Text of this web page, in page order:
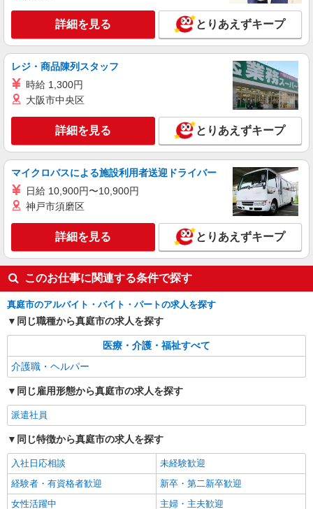
詳細を見る とりあえずキープ
レジ・商品陳列スタッフ
時給 1,300円
大阪市中央区
詳細を見る とりあえずキープ
マイクロバスによる施設利用者送迎ドライバー
日給 10,900円〜10,900円
神戸市須磨区
詳細を見る とりあえずキープ
このお仕事に関連する条件で探す
真庭市のアルバイト・バイト・パートの求人を探す
同じ職種から真庭市の求人を探す
医療・介護・福祉すべて
介護職・ヘルパー
同じ雇用形態から真庭市の求人を探す
派遣社員
同じ特徴から真庭市の求人を探す
入社日応相談
未経験歓迎
経験者・有資格者歓迎
新卒・第二新卒歓迎
女性活躍中
主婦・主夫歓迎